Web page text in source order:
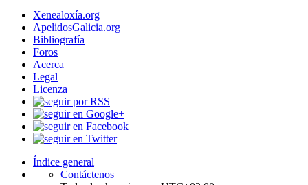
Xenealoxía.org
ApelidosGalicia.org
Bibliografía
Foros
Acerca
Legal
Licenza
Índice general
Contáctenos